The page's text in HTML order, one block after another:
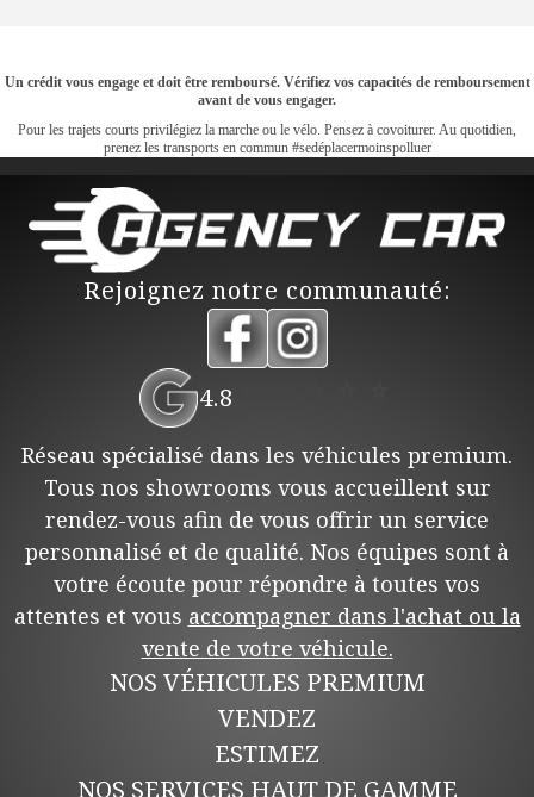
Un crédit vous engage et doit être remboursé. Vérifiez vos capacités de remboursement
avant de vous engager.
Pour les trajets courts privilégiez la marche ou le vélo. Pensez à covoiturer. Au quotidien,
prenez les transports en commun #sedéplacermoinspolluer
Rejoignez notre communauté:
4.8
Réseau spécialisé dans les véhicules premium.
Tous nos showrooms vous accueillent sur
rendez-vous afin de vous offrir un service
personnalisé et de qualité. Nos équipes sont à
votre écoute pour répondre à toutes vos
attentes et vous accompagner dans l'achat ou la
vente de votre véhicule.
NOS VÉHICULES PREMIUM
VENDEZ
ESTIMEZ
NOS SERVICES HAUT DE GAMME